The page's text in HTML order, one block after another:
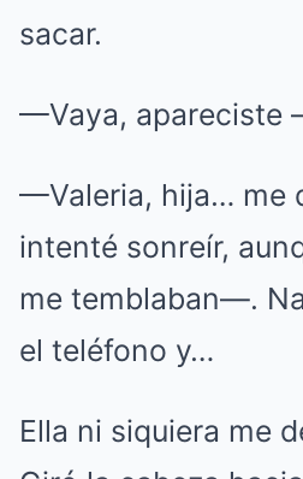
sacar.
—Vaya, apareciste
—Valeria, hija… me
intenté sonreír,
me temblaban—.
el teléfono y…
Ella ni siquiera me